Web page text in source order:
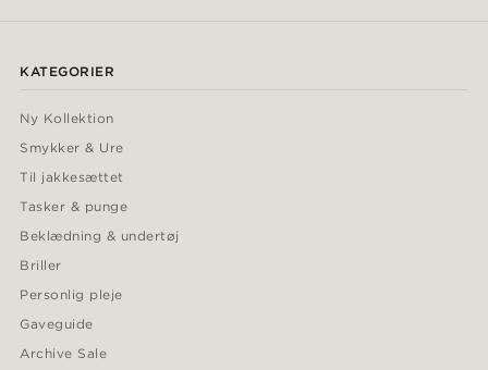
KATEGORIER
Ny Kollektion
Smykker & Ure
Til jakkesættet
Tasker & punge
Beklædning & undertøj
Briller
Personlig pleje
Gaveguide
Archive Sale